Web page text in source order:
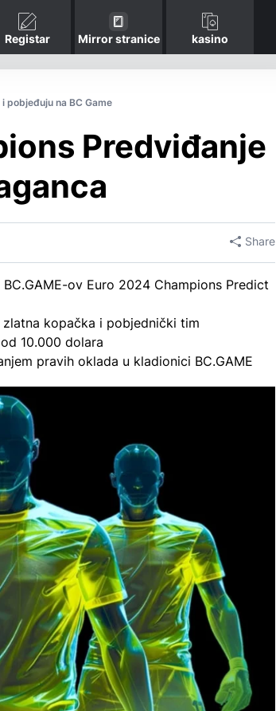
Registar Mirror stranice kasino
pobjeđuju na BC Game
Predviđanje
Share
ov Euro 2024 Champions Predict
kopačka i pobjednički tim
10.000 dolara
pravih oklada u kladionici BC.GAME